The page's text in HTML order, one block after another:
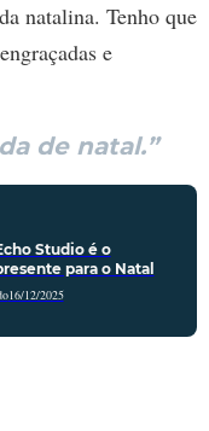
natalina. Tenho que
e
de natal.”
Studio é o
para o Natal
16/12/2025